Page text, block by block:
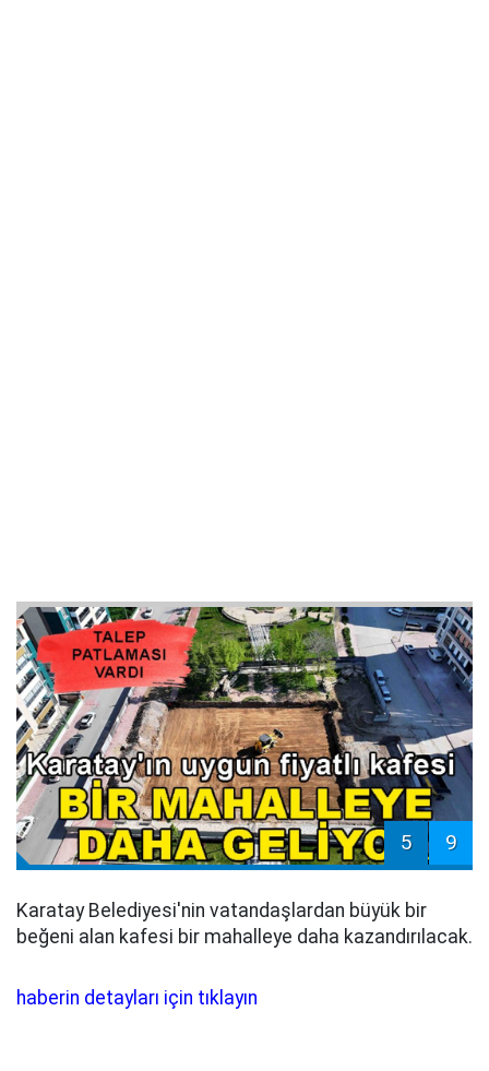
5 9
Karatay Belediyesi'nin vatandaşlardan büyük bir
beğeni alan kafesi bir mahalleye daha kazandırılacak.
haberin detayları için tıklayın